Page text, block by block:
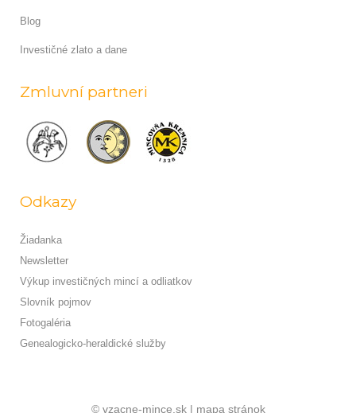
Blog
Investičné zlato a dane
Zmluvní partneri
Odkazy
Žiadanka
Newsletter
Výkup investičných mincí a odliatkov
Slovník pojmov
Fotogaléria
Genealogicko-heraldické služby
© vzacne-mince.sk | mapa stránok